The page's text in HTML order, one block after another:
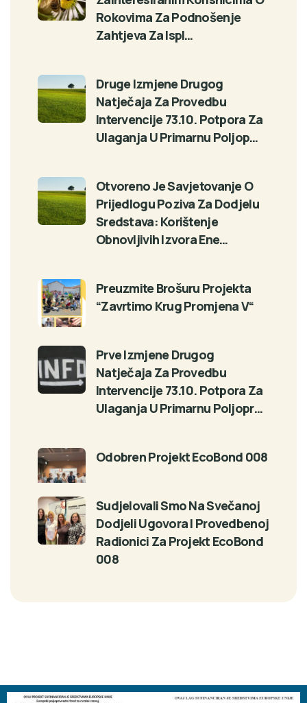
Rokovima Za Podnošenje
Zahtjeva Za Ispl…
Druge Izmjene Drugog
Natječaja Za Provedbu
Intervencije 73.10. Potpora Za
Ulaganja U Primarnu Poljop…
Otvoreno Je Savjetovanje O
Prijedlogu Poziva Za Dodjelu
Sredstava: Korištenje
Obnovljivih Izvora Ene…
Preuzmite Brošuru Projekta
“Zavrtimo Krug Promjena V“
Prve Izmjene Drugog
Natječaja Za Provedbu
Intervencije 73.10. Potpora Za
Ulaganja U Primarnu Poljopr…
Odobren Projekt EcoBond 008
Sudjelovali Smo Na Svečanoj
Dodjeli Ugovora I Provedbenoj
Radionici Za Projekt EcoBond
008